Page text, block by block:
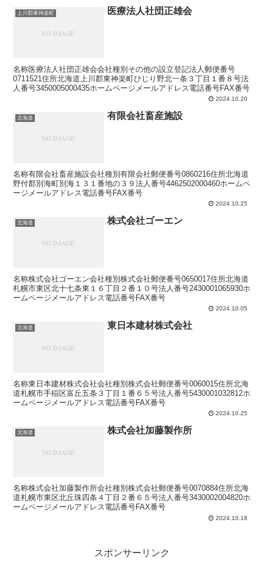
上川郡東神楽町 医療法人社団正雄会
名称医療法人社団正雄会会社種別その他の設立登記法人郵便番号
0711521住所北海道上川郡東神楽町ひじり野北一条３丁目１番８号法
人番号3450005000435ホームページメールアドレス電話番号FAX番号
2024.10.20
北海道 有限会社畜産施設
名称有限会社畜産施設会社種別有限会社郵便番号0860216住所北海道
野付郡別海町別海１３１番地の３９法人番号4462502000460ホームペ
ージメールアドレス電話番号FAX番号
2024.10.25
北海道 株式会社ゴーエン
名称株式会社ゴーエン会社種別株式会社郵便番号0650017住所北海道
札幌市東区北十七条東１６丁目２番１０号法人番号2430001065930ホ
ームページメールアドレス電話番号FAX番号
2024.10.05
北海道 東日本建材株式会社
名称東日本建材株式会社会社種別株式会社郵便番号0060015住所北海
道札幌市手稲区富丘五条３丁目１番６５号法人番号5430001032812ホ
ームページメールアドレス電話番号FAX番号
2024.10.25
北海道 株式会社加藤製作所
名称株式会社加藤製作所会社種別株式会社郵便番号0070884住所北海
道札幌市東区北丘珠四条４丁目２番６５号法人番号3430002004820ホ
ームページメールアドレス電話番号FAX番号
2024.10.18
スポンサーリンク